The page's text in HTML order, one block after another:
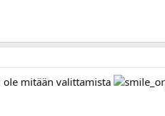
mitään valittamista